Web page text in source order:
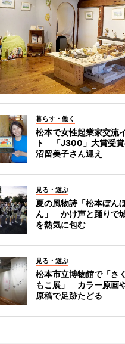
暮らす・働く
松本で女性起業家交流
ト 「J300」大賞受賞
沼留美子さん迎え
見る・遊ぶ
夏の風物詩「松本ぼん
ん」 かけ声と踊りで
を熱気に包む
見る・遊ぶ
松本市立博物館で「さ
もこ展」 カラー原画
原稿で足跡たどる